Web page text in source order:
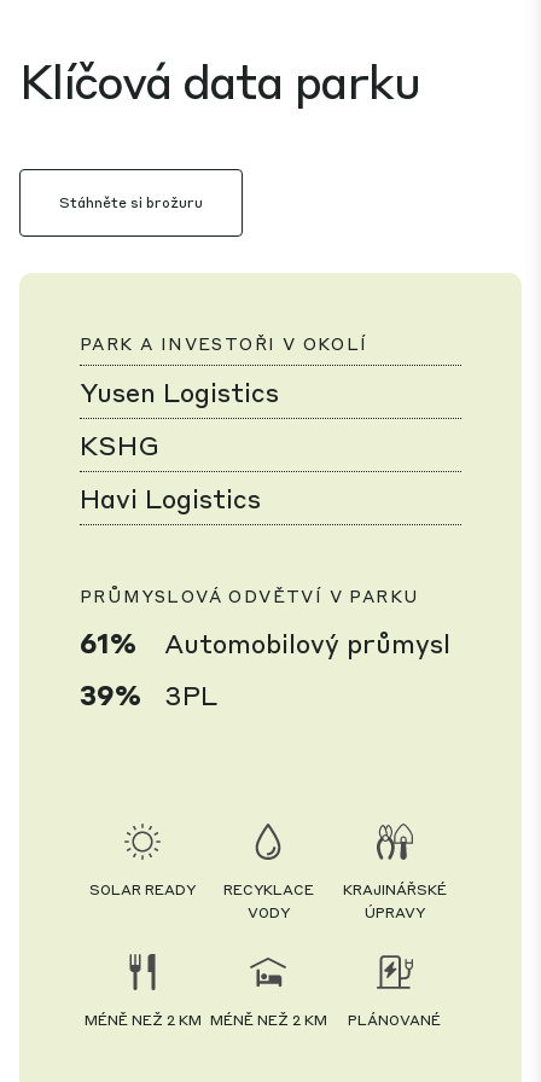
Klíčová data parku
Stáhněte si brožuru
PARK A INVESTOŘI V OKOLÍ
Yusen Logistics
KSHG
Havi Logistics
PRŮMYSLOVÁ ODVĚTVÍ V PARKU
61%
Automobilový průmysl
39%
3PL
SOLAR READY
RECYKLACE
VODY
KRAJINÁŘSKÉ
ÚPRAVY
MÉNĚ NEŽ 2 KM MÉNĚ NEŽ 2 KM PLÁNOVANÉ